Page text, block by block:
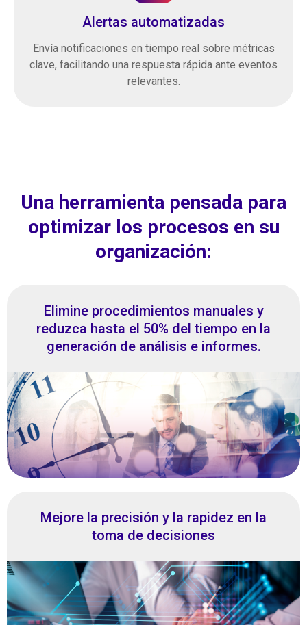
Alertas automatizadas
Envía notificaciones en tiempo real sobre métricas
clave, facilitando una respuesta rápida ante eventos
relevantes.
Una herramienta pensada para
optimizar los procesos en su
organización:
Elimine procedimientos manuales y
reduzca hasta el 50% del tiempo en la
generación de análisis e informes.
Mejore la precisión y la rapidez en la
toma de decisiones